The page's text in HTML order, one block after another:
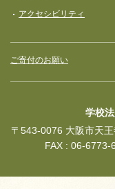
アクセシビリティ
ご寄付のお願い
学校
〒543-0076 大阪市天
FAX : 06-